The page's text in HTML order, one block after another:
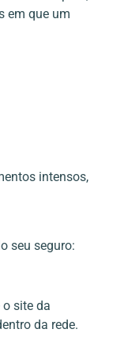
em que um
intensos,
seu seguro:
site da
da rede.